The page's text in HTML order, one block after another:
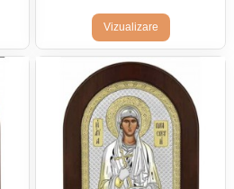
Vizualizare